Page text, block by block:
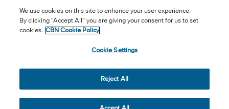
¿Conoces a Jesús?
Suscríbase al boletín
Seguir Mundo Cristiano
Terms of Use
Cookie Settings
We use cookies on this site to enhance your user experience.
By clicking “Accept All” you are giving your consent for us to set
cookies. CBN Cookie Policy
Cookie Settings
Reject All